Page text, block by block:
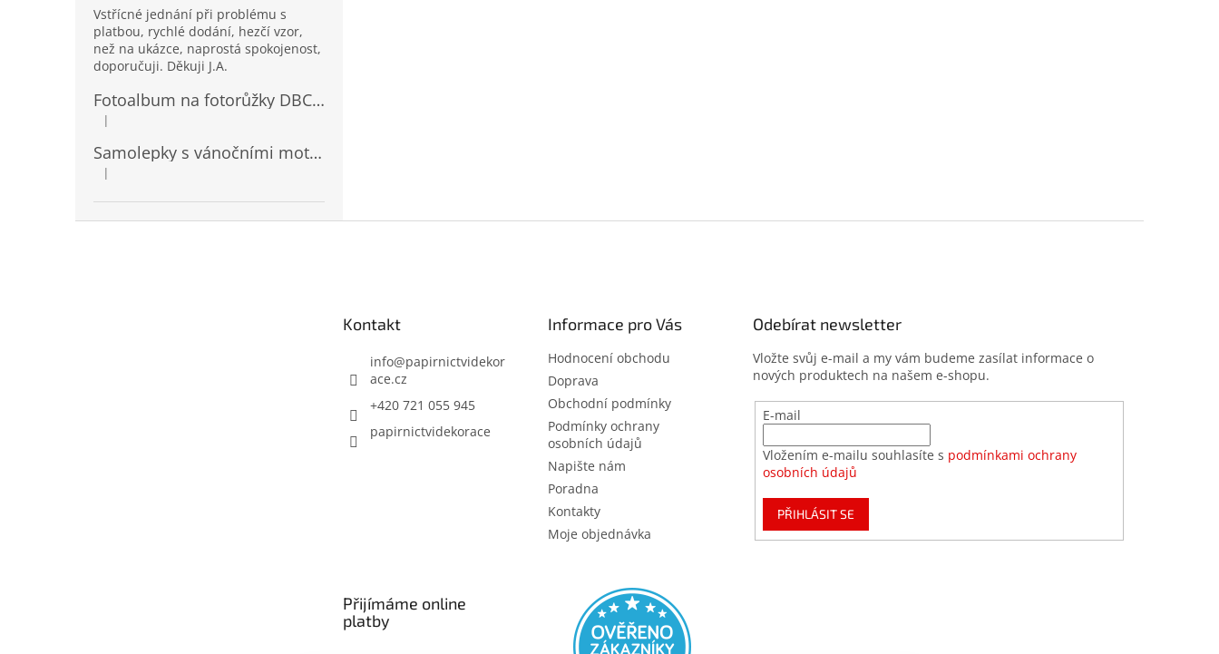
Vstřícné jednání při problému s
platbou, rychlé dodání, hezčí vzor,
než na ukázce, naprostá spokojenost,
doporučuji. Děkuji J.A.
Fotoalbum na fotorůžky DBCL-30 Homage 2
Hodnocení produktu je 5 z 5 hvězdiček.
|
Samolepky s vánočními motivy 8 x 14,5 cm 10724
Hodnocení produktu je 4 z 5 hvězdiček.
|
Kontakt
info@papirnictvidekor
ace.cz
+420 721 055 945
papirnictvidekorace
Informace pro Vás
Hodnocení obchodu
Doprava
Obchodní podmínky
Podmínky ochrany
osobních údajů
Napište nám
Poradna
Kontakty
Moje objednávka
Odebírat newsletter
Vložte svůj e-mail a my vám budeme zasílat informace o
nových produktech na našem e-shopu.
E-mail
Vložením e-mailu souhlasíte s podmínkami ochrany
osobních údajů
PŘIHLÁSIT SE
Přijímáme online
platby